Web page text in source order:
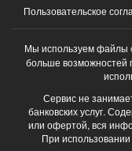
Пользовательское
Мы используем файлы
больше возможностей
Сервис не
банковских услуг.
или офертой, вся
При